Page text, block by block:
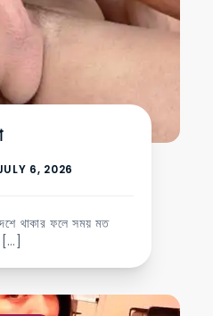
থাকার ফলে সময় মত
[…]